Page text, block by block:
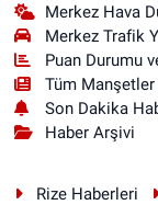
Merkez Hava
Merkez Trafik
Puan Durumu
Tüm Manşetler
Son Dakika
Haber Arşivi
Rize Haberleri